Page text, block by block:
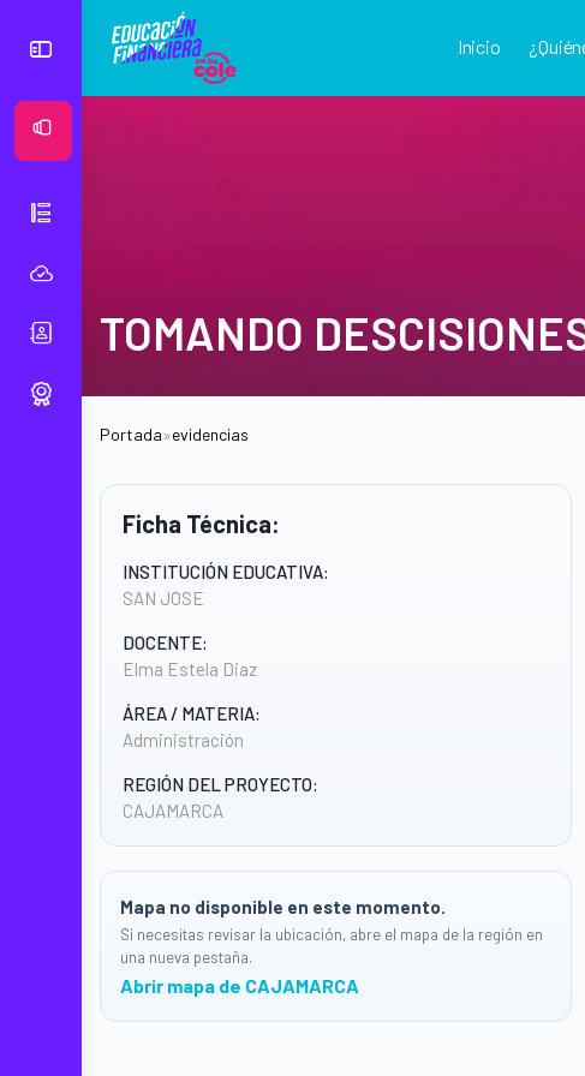
Inicio
TOMANDO
Portada»evidencias
Ficha Técnica:
INSTITUCIÓN EDUCATIVA:
SAN JOSE
DOCENTE:
Elma Estela Diaz
ÁREA / MATERIA:
Administración
REGIÓN DEL PROYECTO:
CAJAMARCA
Mapa no disponible en este momento.
Si necesitas revisar la ubicación, abre el mapa de la región en
una nueva pestaña.
Abrir mapa de CAJAMARCA